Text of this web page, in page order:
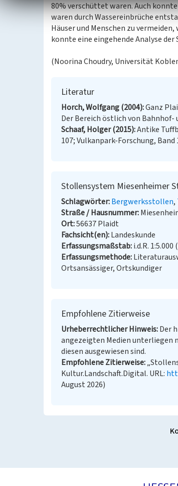
80% verschüttet waren. Auch
waren durch Wassereinbrüche
Häuser und Menschen zu
konnte eine eingehende Analyse
(Noorina Choudry, Universität
Literatur
Horch, Wolfgang (2004) Ganz
Der Bereich östlich von Bahnhof-
Schaaf, Holger (2015) Antike
107; Vulkanpark-Forschung, Band
Stollensystem Miesenheimer
Schlagwörter Bergwerksstollen
Straße / Hausnummer
Ort 56637 Plaidt
Fachsicht(en) Landeskunde
Erfassungsmaßstab i.d.R.
Erfassungsmethode
Ortsansässiger, Ortskundiger
Empfohlene Zitierweise
Urheberrechtlicher Hinweis Der
angezeigten Medien unterliegen
diesen ausgewiesen sind.
Empfohlene Zitierweise
Kultur.Landschaft.Digital. URL:
August 2026)